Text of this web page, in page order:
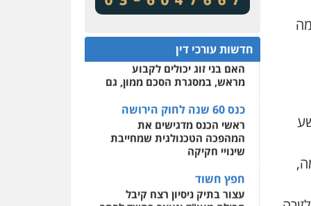
שירותים מקצועיים לעורכי
דין
0522508109
אחסון אתרים
מהירות הגנה גיבוי
לעורכי דין
מרכז התחלה חדשה
אסירים
שירותים מקצועיים לעורכי
דין
חדשות עורכי דין
מע"מ ומוסדות ללא כוונת רווח
המתח שבין חוק יחסי ממון
לבין חוק הירושה
האם בני זוג יכולים לקבוע
מראש, במסגרת הסכם ממון, גם
כנס 60 שנה לחוק הירושה
ראשי הכנס מדגישים את
המהפכה הטכנולגית שמחייבת
שינויי חקיקה
חפץ חשוד
עצור בתיק ניסיון רצח קיבל